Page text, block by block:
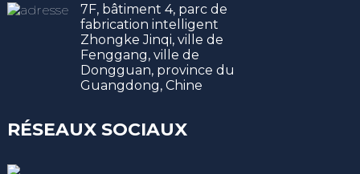
7F, bâtiment 4, parc de
fabrication intelligent
Zhongke Jinqi, ville de
Fenggang, ville de
Dongguan, province du
Guangdong, Chine
RÉSEAUX SOCIAUX